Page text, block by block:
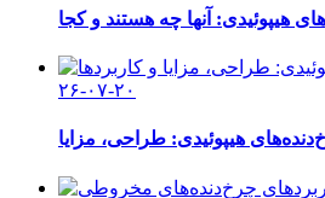
۲۶-۰۷-۲۰